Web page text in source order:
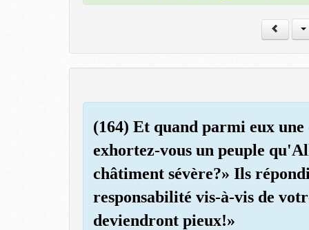
(164) Et quand parmi eux
exhortez-vous un peuple
châtiment sévère?» Ils
responsabilité vis-à-vis de
deviendront pieux!»